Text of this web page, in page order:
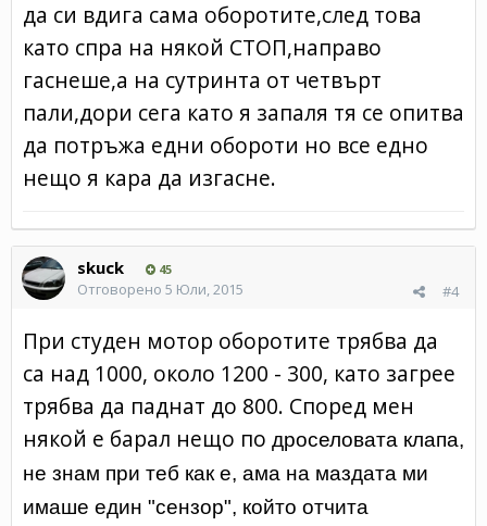
да си вдига сама оборотите,след това
като спра на някой СТОП,направо
гаснеше,а на сутринта от четвърт
пали,дори сега като я запаля тя се опитва
да потръжа едни обороти но все едно
нещо я кара да изгасне.
skuck 45
#4
Отговорено 5 Юли, 2015
При студен мотор оборотите трябва да
са над 1000, около 1200 - 300, като загрее
трябва да паднат до 800. Според мен
някой е барал нещо по дроселовата клапа,
не знам при теб как е, ама на маздата ми
имаше един "сензор", който отчита